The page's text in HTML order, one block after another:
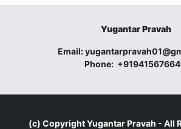
Yugantar Pravah
Email:
Phone:
(c) CopyrightYugantar Pravah - All